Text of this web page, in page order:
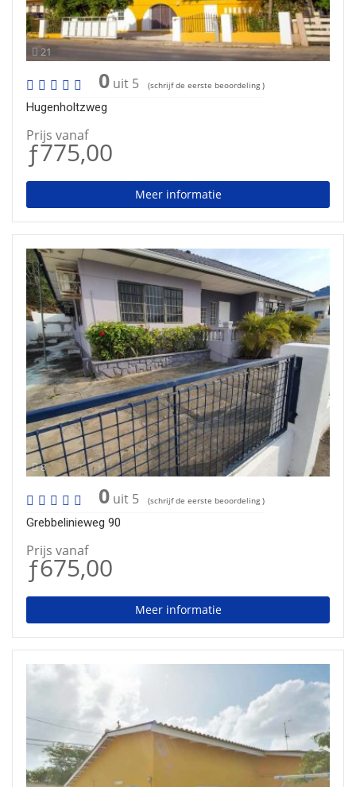
21
0 uit 5 (schrijf de eerste beoordeling )
Hugenholtzweg
Prijs vanaf
ƒ775,00
Meer informatie
8
0 uit 5 (schrijf de eerste beoordeling )
Grebbelinieweg 90
Prijs vanaf
ƒ675,00
Meer informatie